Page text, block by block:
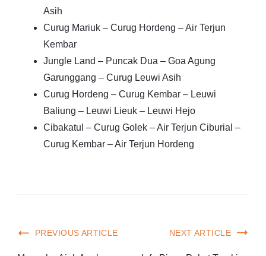
Asih
Curug Mariuk – Curug Hordeng – Air Terjun
Kembar
Jungle Land – Puncak Dua – Goa Agung
Garunggang – Curug Leuwi Asih
Curug Hordeng – Curug Kembar – Leuwi
Baliung – Leuwi Lieuk – Leuwi Hejo
Cibakatul – Curug Golek – Air Terjun Ciburial –
Curug Kembar – Air Terjun Hordeng
PREVIOUS ARTICLE NEXT ARTICLE